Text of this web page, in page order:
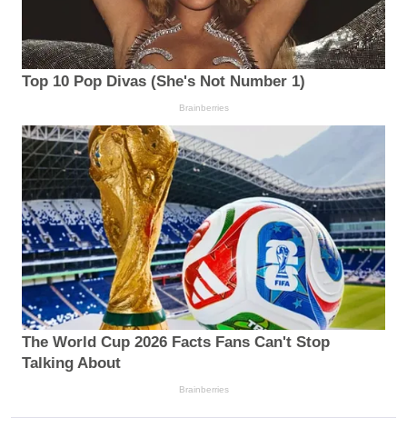
Top 10 Pop Divas (She's Not Number 1)
Brainberries
The World Cup 2026 Facts Fans Can't Stop
Talking About
Brainberries